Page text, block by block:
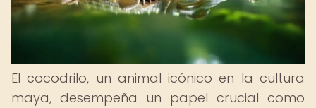
El cocodrilo, un animal icónico en la cultura
maya, desempeña un papel crucial como